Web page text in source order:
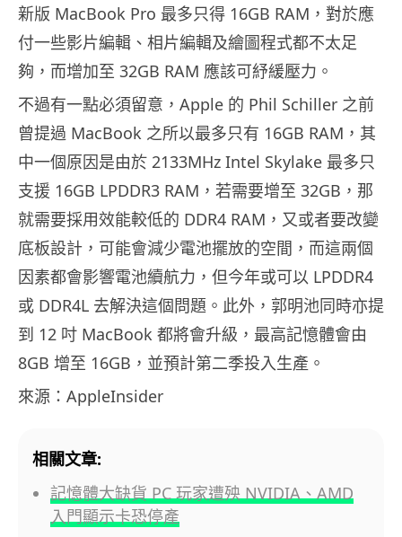
新版 MacBook Pro 最多只得 16GB RAM，對於應
付一些影片編輯、相片編輯及繪圖程式都不太足
夠，而增加至 32GB RAM 應該可紓緩壓力。
不過有一點必須留意，Apple 的 Phil Schiller 之前
曾提過 MacBook 之所以最多只有 16GB RAM，其
中一個原因是由於 2133MHz Intel Skylake 最多只
支援 16GB LPDDR3 RAM，若需要增至 32GB，那
就需要採用效能較低的 DDR4 RAM，又或者要改變
底板設計，可能會減少電池擺放的空間，而這兩個
因素都會影響電池續航力，但今年或可以 LPDDR4
或 DDR4L 去解決這個問題。此外，郭明池同時亦提
到 12 吋 MacBook 都將會升級，最高記憶體會由
8GB 增至 16GB，並預計第二季投入生產。
來源：AppleInsider
相關文章:
記憶體大缺貨 PC 玩家遭殃 NVIDIA、AMD
入門顯示卡恐停產